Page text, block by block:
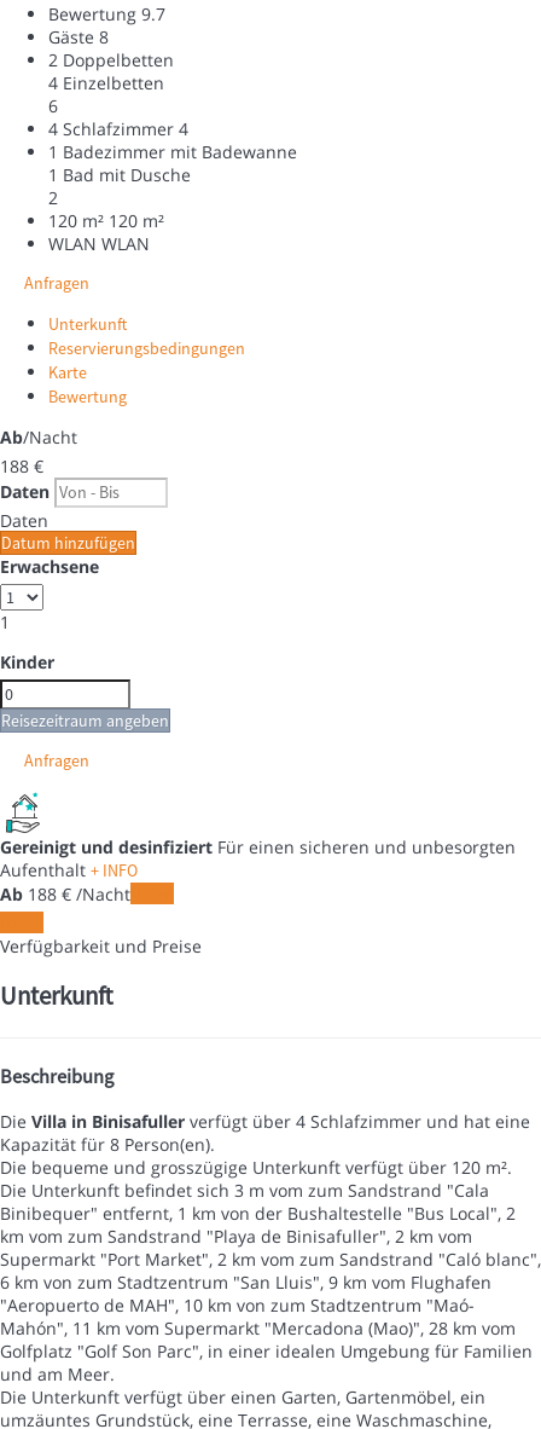
Bewertung 9.7
Gäste 8
2 Doppelbetten
4 Einzelbetten
6
4 Schlafzimmer 4
1 Badezimmer mit Badewanne
1 Bad mit Dusche
2
120 m² 120 m²
WLAN WLAN
Anfragen
Unterkunft
Reservierungsbedingungen
Karte
Bewertung
Ab/Nacht
188 €
Daten
Daten
Datum hinzufügen
Erwachsene
1
Kinder
Reisezeitraum angeben
Anfragen
Gereinigt und desinfiziert Für einen sicheren und unbesorgten
Aufenthalt + INFO
Ab 188 € /Nacht
Verfügbarkeit und Preise
Unterkunft
Beschreibung
Die Villa in Binisafuller verfügt über 4 Schlafzimmer und hat eine
Kapazität für 8 Person(en).
Die bequeme und grosszügige Unterkunft verfügt über 120 m².
Die Unterkunft befindet sich 3 m vom zum Sandstrand "Cala
Binibequer" entfernt, 1 km von der Bushaltestelle "Bus Local", 2
km vom zum Sandstrand "Playa de Binisafuller", 2 km vom
Supermarkt "Port Market", 2 km vom zum Sandstrand "Caló blanc",
6 km von zum Stadtzentrum "San Lluis", 9 km vom Flughafen
"Aeropuerto de MAH", 10 km von zum Stadtzentrum "Maó-
Mahón", 11 km vom Supermarkt "Mercadona (Mao)", 28 km vom
Golfplatz "Golf Son Parc", in einer idealen Umgebung für Familien
und am Meer.
Die Unterkunft verfügt über einen Garten, Gartenmöbel, ein
umzäuntes Grundstück, eine Terrasse, eine Waschmaschine,